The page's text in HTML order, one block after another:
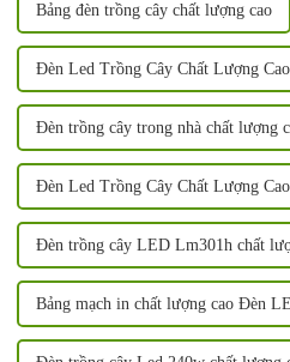
Bảng đèn trồng cây chất lượng cao
Đèn Led Trồng Cây Chất Lượng Cao
Đèn trồng cây trong nhà chất lượng
Đèn Led Trồng Cây Chất Lượng Cao
Đèn trồng cây LED Lm301h chất
Bảng mạch in chất lượng cao Đèn